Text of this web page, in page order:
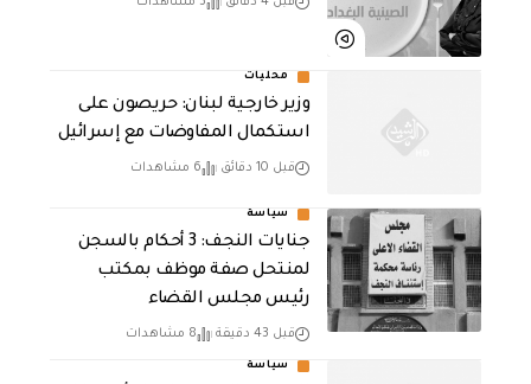
محليات
وزير خارجية لبنان: حريصون على
استكمال المفاوضات مع إسرائيل
قبل 10 دقائق 6 مشاهدات
سياسة
جنايات النجف: 3 أحكام بالسجن
لمنتحل صفة موظف بمكتب
رئيس مجلس القضاء
قبل 43 دقيقة 8 مشاهدات
سياسة